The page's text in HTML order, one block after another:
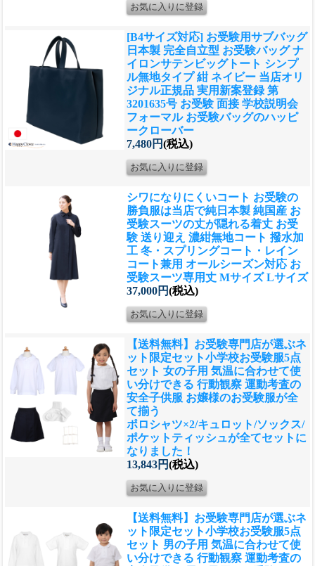
[B4サイズ対応] お受験用サブバッグ
日本製 完全自立型 お受験バッグ ナ
イロンサテンビッグトート シンプ
ル無地タイプ 紺 ネイビー 当店オリ
ジナル正規品 実用新案登録 第
3201635号 お受験 面接 学校説明会
フォーマル お受験バッグのハッピ
ークローバー
7,480円(税込)
シワになりにくいコート お受験の
勝負服は当店で純日本製 純国産 お
受験スーツの丈が隠れる着丈 お受
験 送り迎え 濃紺無地コート 撥水加
工 冬・スプリングコート・レイン
コート兼用 オールシーズン対応 お
受験スーツ専用丈 Mサイズ Lサイズ
37,000円(税込)
【送料無料】お受験専門店が選ぶネ
ット限定セット小学校お受験服5点
セット 女の子用 気温に合わせて使
い分けできる 行動観察 運動考査の
安全子供服 お嬢様のお受験服が全
て揃う
ポロシャツ×2/キュロット/ソックス/
ポケットティッシュが全てセットに
なりました！
13,843円(税込)
【送料無料】お受験専門店が選ぶネ
ット限定セット小学校お受験服5点
セット 男の子用 気温に合わせて使
い分けできる 行動観察 運動考査の